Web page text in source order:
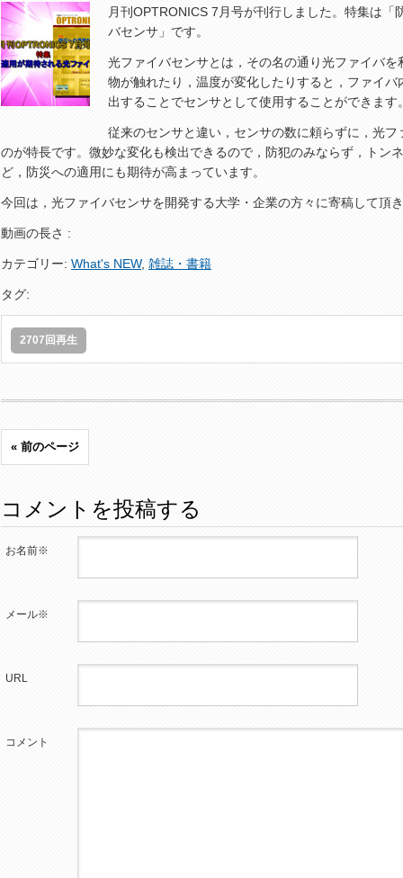
月刊OPTRONICS 7月号が刊行しました。特集は「
バセンサ」です。
光ファイバセンサとは，その名の通り光ファイバ
物が触れたり，温度が変化したりすると，ファイ
出することでセンサとして使用することができます
従来のセンサと違い，センサの数に頼らずに，光
のが特長です。微妙な変化も検出できるので，防犯のみならず，トン
ど，防災への適用にも期待が高まっています。
今回は，光ファイバセンサを開発する大学・企業の方々に寄稿して頂
動画の長さ :
カテゴリー: What's NEW, 雑誌・書籍
タグ:
2707回再生
« 前のページ
コメントを投稿する
お名前※
メール※
URL
コメント